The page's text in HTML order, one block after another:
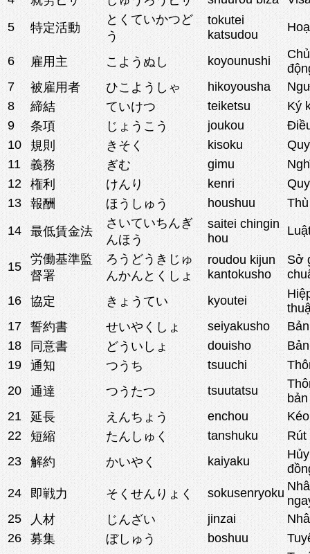
5
特定活動
とくていかつど
う
tokutei
katsudou
6 雇用主 こようぬし koyounushi
7
被雇用者 ひこようしゃ hikoyousha
8
締結 ていけつ teiketsu
Ký
9
条項 じょうこう joukou
10
規則 きそく kisoku
11
義務 ぎむ gimu
12
権利 けんり kenri
13
報酬 ほうしゅう houshuu
14
最低賃金法
さいていちんぎ
んほう
saitei chingin
hou
15
労働基準監
督署
ろうどうきじゅ
んかんとくしょ
roudou kijun
kantokusho
Sở
16
協定 きょうてい kyoutei
17
誓約書 せいやくしょ seiyakusho
18
同意書 どういしょ douisho
19
通知 つうち tsuuchi
20
通達 つうたつ tsuutatsu
bản
21
延長 えんちょう enchou
22
短縮 たんしゅく tanshuku
Rút
23
解約 かいやく kaiyaku
24
即戦力 そくせんりょく sokusenryoku
25
人材 じんざい jinzai
26
募集 ぼしゅう boshuu